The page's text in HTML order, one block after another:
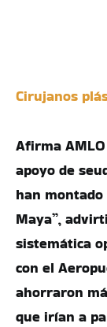
Cirujanos
Afirma
apoyo de
han
Maya”,
sistemática
con el
ahorraron
que irían a